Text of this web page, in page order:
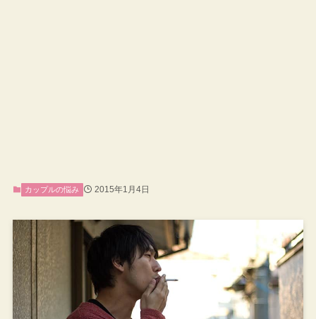
カップルの悩み 2015年1月4日